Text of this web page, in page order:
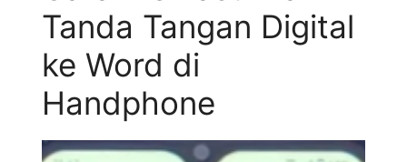
Tanda Tangan Digital
ke Word di
Handphone